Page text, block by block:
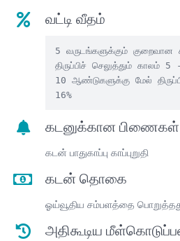
வட்டி வீதம்
5 வருடங்களுக்கும் குறைவான
திருப்பிச் செலுத்தும்
10 ஆண்டுகளுக்கு மேல்
16%
கடனுக்கான பிணைகள்
கடன் பாதுகாப்பு காப்புறுதி
கடன் தொகை
ஓய்வூதிய சம்பளத்தை
அதிகூடிய